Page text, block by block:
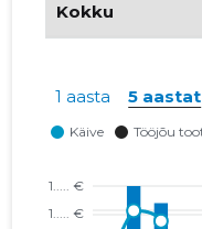
Kokku
1 aasta 5 aastat